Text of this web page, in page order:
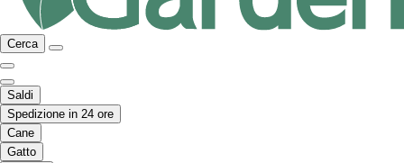
Cerca
Saldi
Spedizione in 24 ore
Cane
Gatto